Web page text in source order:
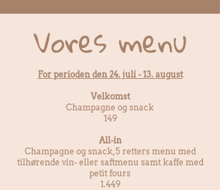
Vores menu
For perioden den 24. juli - 13. august
Velkomst
Champagne og snack
149
All-in
Champagne og snack, 5 retters menu med
tilhørende vin- eller saftmenu samt kaffe med
petit fours
1.449